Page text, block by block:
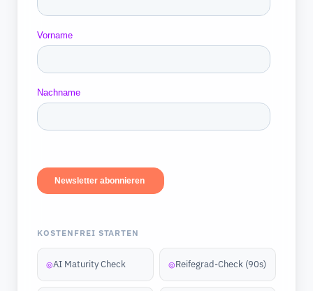
KOSTENFREI STARTEN
◎AI Maturity Check ◎Reifegrad-Check (90s)